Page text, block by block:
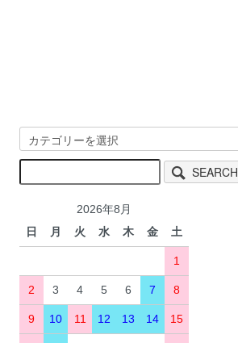
SEARCH
2026年8月
日
月 火 水 木 金 土
1
2 3 4 5 6 7 8
9 10 11 12 13 14 15